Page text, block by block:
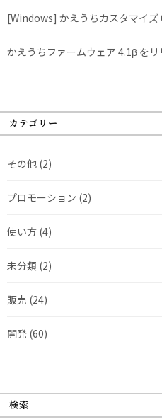
[Windows] かえうちカスタマイズ
かえうちファームウェア 4.1β を
カテゴリー
その他 (2)
プロモーション (2)
使い方 (4)
未分類 (2)
販売 (24)
開発 (60)
検索